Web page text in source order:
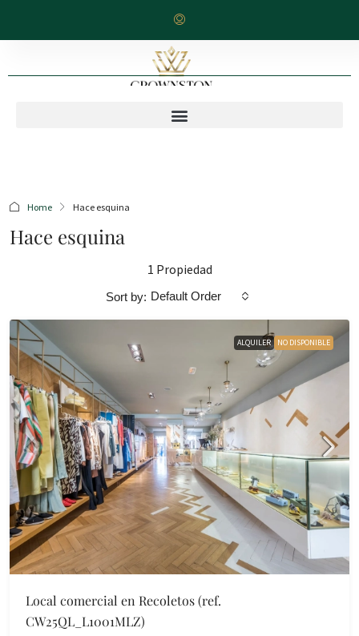
Home Hace esquina
Hace esquina
1 Propiedad
Sort by: Default Order
ALQUILER NO DISPONIBLE
Local comercial en Recoletos (ref.
CW25QL_L1001MLZ)